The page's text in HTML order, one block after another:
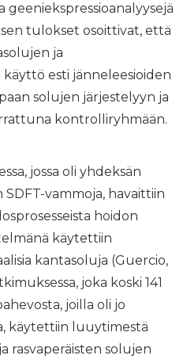
geeniekspressioanalyysejä
tulokset osoittivat, että
ja
esti jänneleesioiden
solujen järjestelyyn ja
kontrolliryhmään.
jossa oli yhdeksän
SDFT-vammoja, havaittiin
hoidon
käytettiin
kantasoluja (Guercio,
joka koski 141
joilla oli jo
käytettiin luuytimestä
rasvaperäisten solujen